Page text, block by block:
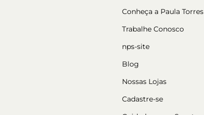
Conheça a Paula Torres
Trabalhe Conosco
nps-site
Blog
Nossas Lojas
Cadastre-se